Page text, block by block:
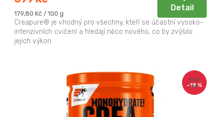
Měrná
cena:
179,80 Kč / 100 g
Detail
Creapure® je vhodný pro všechny, kteří se účastní vysoko-
intenzivních cvičení a hledají něco nového, co by zvýšilo
jejich výkon.
560
Kč
–19 %